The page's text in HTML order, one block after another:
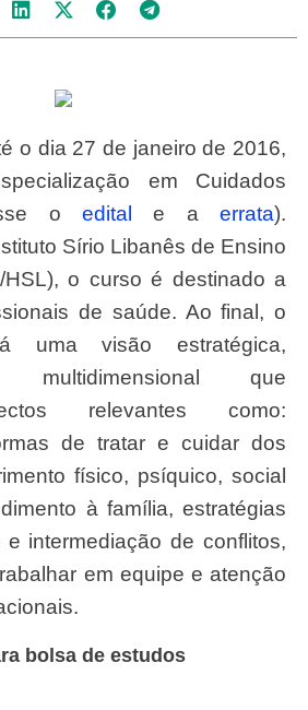
em Cuidados
o edital e a errata).
Sírio Libanês de Ensino
o curso é destinado a
de saúde. Ao final, o
uma visão estratégica,
que
relevantes como:
de tratar e cuidar dos
físico, psíquico, social
à família, estratégias
intermediação de conflitos,
em equipe e atenção
bolsa de estudos